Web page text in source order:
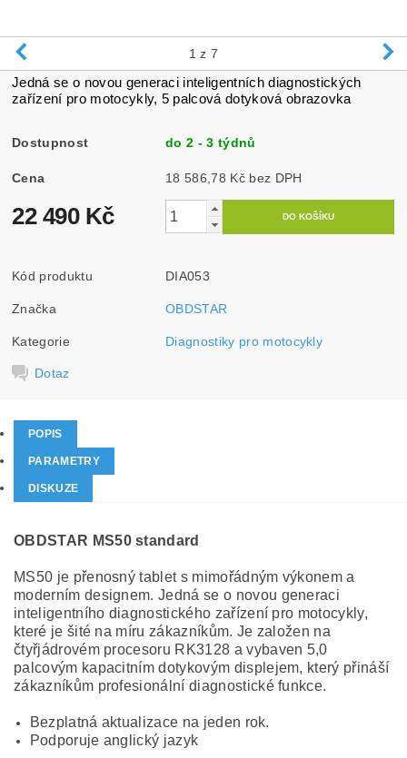
1 z 7
Jedná se o novou generaci inteligentních diagnostických
zařízení pro motocykly, 5 palcová dotyková obrazovka
Dostupnost do 2 - 3 týdnů
Cena 18 586,78 Kč bez DPH
22 490 Kč
Kód produktu DIA053
Značka OBDSTAR
Kategorie Diagnostiky pro motocykly
Dotaz
POPIS
PARAMETRY
DISKUZE
OBDSTAR MS50 standard
MS50 je přenosný tablet s mimořádným výkonem a
moderním designem. Jedná se o novou generaci
inteligentního diagnostického zařízení pro motocykly,
které je šité na míru zákazníkům. Je založen na
čtyřjádrovém procesoru RK3128 a vybaven 5,0
palcovým kapacitním dotykovým displejem, který přináší
zákazníkům profesionální diagnostické funkce.
Bezplatná aktualizace na jeden rok.
Podporuje anglický jazyk